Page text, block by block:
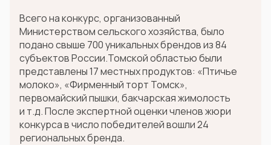
Всего на конкурс, организованный
Министерством сельского хозяйства, было
подано свыше 700 уникальных брендов из 84
субъектов России.Томской областью были
представлены 17 местных продуктов: «Птичье
молоко», «Фирменный торт Томск»,
первомайский пышки, бакчарская жимолость
и т.д. После экспертной оценки членов жюри
конкурса в число победителей вошли 24
региональных бренда.